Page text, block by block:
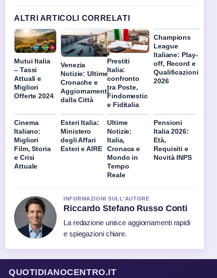
ALTRI ARTICOLI CORRELATI
Mutui Italia
– Tassi
Attuali e
Migliori
Offerte 2024
Venezia
Notizie: Ultime
Cronache e
Aggiornamenti
dalla Città
Prestiti
Italia:
confronto
tra Poste,
Findomestic
e Fiditalia
Champions
League
Italiane: Play-
off, Record e
Qualificazioni
2026
Cinema
Italiano:
Migliori
Film, Storia
e Crisi
Attuale
Esteri Italia:
Ministero
degli Affari
Esteri e AIRE
Ultime
Notizie:
Italia,
Cronaca e
Mondo in
Tempo
Reale
Pensioni
Italia 2026:
Età,
Requisiti e
Novità INPS
INFORMAZIONI SULL'AUTORE
Riccardo Stefano Russo Conti
La redazione unisce aggiornamenti rapidi
e spiegazioni chiare.
QUOTIDIANOCENTRO.IT